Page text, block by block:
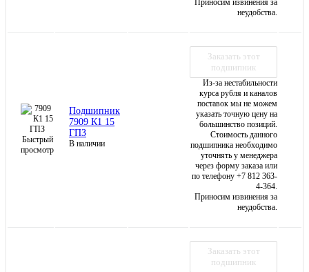
Приносим извинения за
неудобства.
Быстрый
просмотр
Подшипник
7909 К1 15
ГПЗ
В наличии
Заказать этот
подшипник
Из-за нестабильности
курса рубля и каналов
поставок мы не можем
указать точную цену на
большинство позиций.
Стоимость данного
подшипника необходимо
уточнять у менеджера
через форму заказа или
по телефону +7 812 363-
4-364.
Приносим извинения за
неудобства.
Заказать этот
подшипник